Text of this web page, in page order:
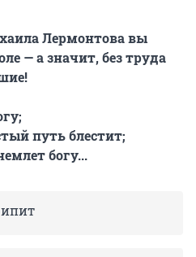
Лермонтова вы
— а значит, без труда
путь блестит;
богу...